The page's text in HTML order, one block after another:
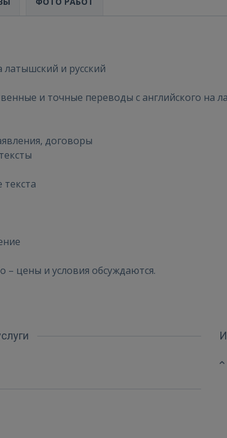
латышский и русский
и точные переводы с английского на
договоры
– цены и условия обсуждаются.